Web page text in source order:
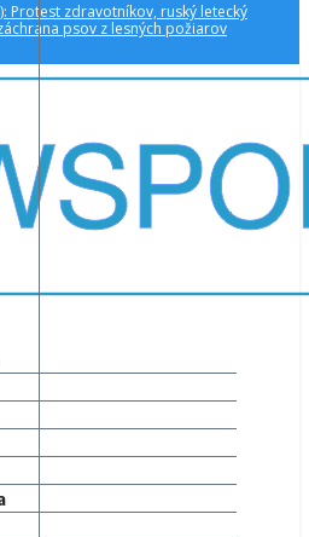
Protest zdravotníkov, ruský letecký
psov z lesných požiarov